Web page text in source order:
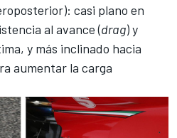
casi plano en
al avance (drag) y
y más inclinado hacia
aumentar la carga